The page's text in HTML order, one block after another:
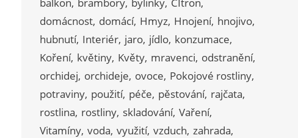
domácnost domácí Hmyz Hnojení hnojivo
hubnutí Interiér jaro jídlo konzumace
Koření květiny Květy mravenci odstranění
orchidej orchideje ovoce Pokojové rostliny
potraviny použití péče pěstování rajčata
rostlina rostliny skladování Vaření
Vitamíny voda využití vzduch zahrada